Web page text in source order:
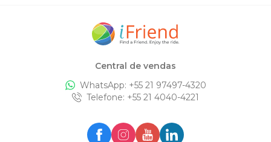
Central de vendas
WhatsApp: +55 21 97497-4320
Telefone: +55 21 4040-4221